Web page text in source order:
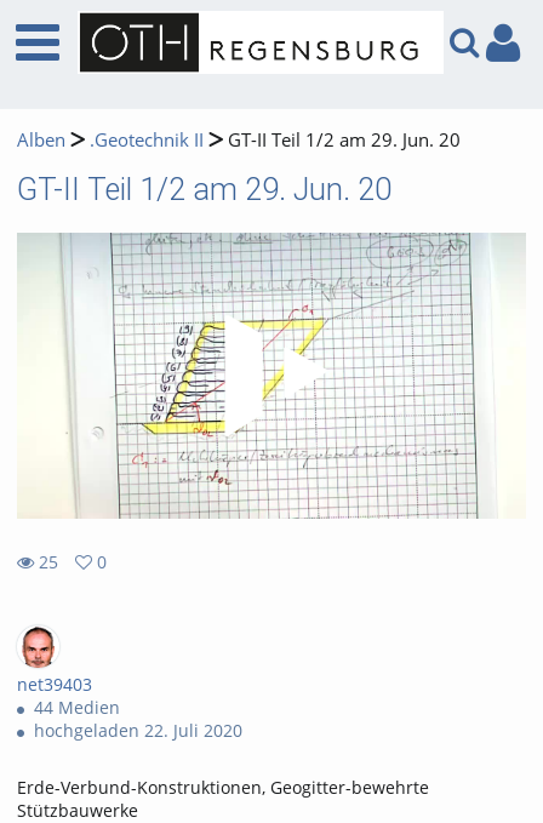
Alben .Geotechnik II GT-II Teil 1/2 am 29. Jun. 20
GT-II Teil 1/2 am 29. Jun. 20
25
0
net39403
44 Medien
hochgeladen 22. Juli 2020
Erde-Verbund-Konstruktionen, Geogitter-bewehrte
Stützbauwerke